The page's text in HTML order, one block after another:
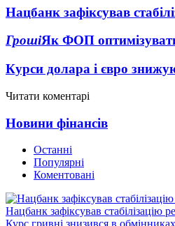
Нацбанк зафіксував
ГрошіЯк ФОП оптимізувати
Курси долара і євро
Читати коментарі
Новини фінансів
Останні
Популярні
Коментовані
Нацбанк зафіксував стабілізацію